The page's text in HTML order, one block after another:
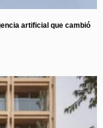
artificial que cambió